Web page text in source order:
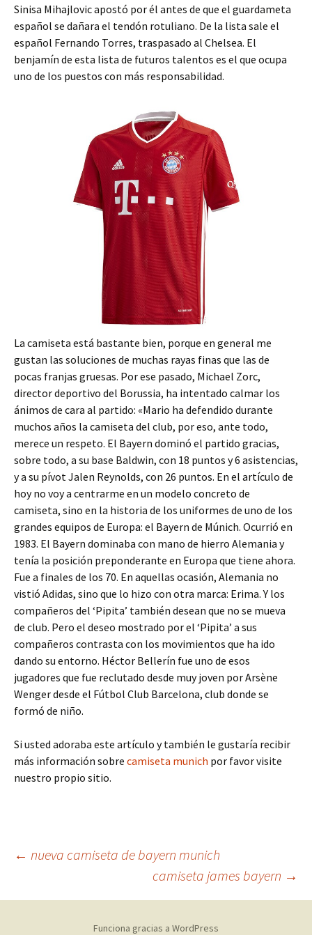
Sinisa Mihajlovic apostó por él antes de que el guardameta
español se dañara el tendón rotuliano. De la lista sale el
español Fernando Torres, traspasado al Chelsea. El
benjamín de esta lista de futuros talentos es el que ocupa
uno de los puestos con más responsabilidad.
La camiseta está bastante bien, porque en general me
gustan las soluciones de muchas rayas finas que las de
pocas franjas gruesas. Por ese pasado, Michael Zorc,
director deportivo del Borussia, ha intentado calmar los
ánimos de cara al partido: «Mario ha defendido durante
muchos años la camiseta del club, por eso, ante todo,
merece un respeto. El Bayern dominó el partido gracias,
sobre todo, a su base Baldwin, con 18 puntos y 6 asistencias,
y a su pívot Jalen Reynolds, con 26 puntos. En el artículo de
hoy no voy a centrarme en un modelo concreto de
camiseta, sino en la historia de los uniformes de uno de los
grandes equipos de Europa: el Bayern de Múnich. Ocurrió en
1983. El Bayern dominaba con mano de hierro Alemania y
tenía la posición preponderante en Europa que tiene ahora.
Fue a finales de los 70. En aquellas ocasión, Alemania no
vistió Adidas, sino que lo hizo con otra marca: Erima. Y los
compañeros del ‘Pipita’ también desean que no se mueva
de club. Pero el deseo mostrado por el ‘Pipita’ a sus
compañeros contrasta con los movimientos que ha ido
dando su entorno. Héctor Bellerín fue uno de esos
jugadores que fue reclutado desde muy joven por Arsène
Wenger desde el Fútbol Club Barcelona, club donde se
formó de niño.
Si usted adoraba este artículo y también le gustaría recibir
más información sobre camiseta munich por favor visite
nuestro propio sitio.
Navegación
de
← nueva camiseta de bayern munich
camiseta james bayern →
Funciona gracias a WordPress